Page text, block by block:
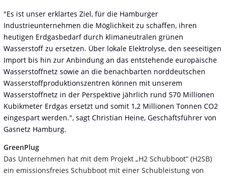
"Es ist unser erklärtes Ziel, für die Hamburger
Industrieunternehmen die Möglichkeit zu schaffen, ihren
heutigen Erdgasbedarf durch klimaneutralen grünen
Wasserstoff zu ersetzen. Über lokale Elektrolyse, den seeseitigen
Import bis hin zur Anbindung an das entstehende europäische
Wasserstoffnetz sowie an die benachbarten norddeutschen
Wasserstoffproduktionszentren können mit unserem
Wasserstoffnetz in der Perspektive jährlich rund 570 Millionen
Kubikmeter Erdgas ersetzt und somit 1,2 Millionen Tonnen CO2
eingespart werden.", sagt Christian Heine, Geschäftsführer von
Gasnetz Hamburg.
GreenPlug
Das Unternehmen hat mit dem Projekt „H2 Schubboot“ (H2SB)
ein emissionsfreies Schubboot mit einer Schubleistung von